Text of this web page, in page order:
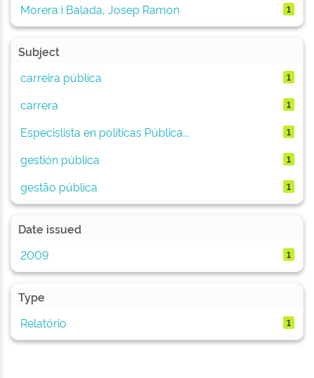
Morera i Balada, Josep Ramon
1
Subject
carreira pública
1
carrera 1
Especislista en políticas Pública... 1
gestión pública 1
gestão pública 1
Date issued
2009
1
Type
Relatório
1